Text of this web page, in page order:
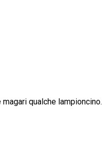
qualche lampioncino.